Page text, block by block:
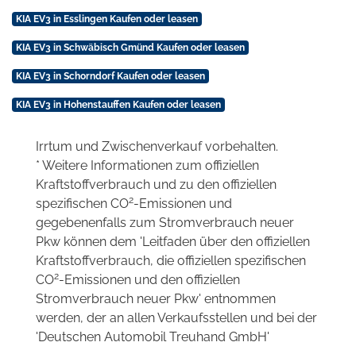
KIA EV3 in Esslingen Kaufen oder leasen
KIA EV3 in Schwäbisch Gmünd Kaufen oder leasen
KIA EV3 in Schorndorf Kaufen oder leasen
KIA EV3 in Hohenstauffen Kaufen oder leasen
Irrtum und Zwischenverkauf vorbehalten.
* Weitere Informationen zum offiziellen
Kraftstoffverbrauch und zu den offiziellen
spezifischen CO2-Emissionen und
gegebenenfalls zum Stromverbrauch neuer
Pkw können dem 'Leitfaden über den offiziellen
Kraftstoffverbrauch, die offiziellen spezifischen
CO2-Emissionen und den offiziellen
Stromverbrauch neuer Pkw' entnommen
werden, der an allen Verkaufsstellen und bei der
'Deutschen Automobil Treuhand GmbH'